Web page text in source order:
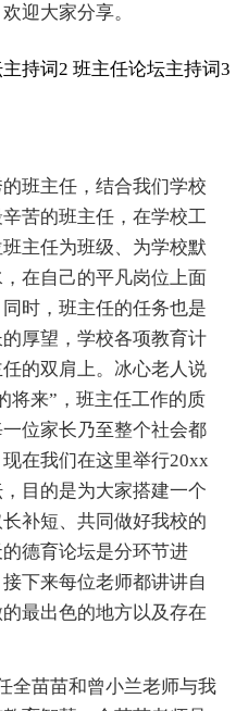
迎大家分享。
班主任，结合我们学校
苦的班主任，在学校工
主任为班级、为学校默
在自己的平凡岗位上面
时，班主任的任务也是
厚望，学校各项教育计
的双肩上。冰心老人说
将来”，班主任工作的质
位家长乃至整个社会都
在我们在这里举行20xx
目的是为大家搭建一个
补短、共同做好我校的
德育论坛是分环节进
下来每位老师都讲讲自
最出色的地方以及存在
全苗苗和曾小兰老师与我
持词2 班主任论坛主持词3